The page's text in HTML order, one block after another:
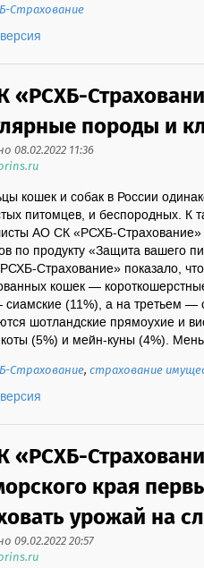
Страхование
«РСХБ-
породы и
08.02.2022 11:36
кошек и собак в России
питомцев, и беспородных. К
АО СК «РСХБ-Страхование»
по продукту «Защита вашего
Страхование» показало,
кошек —
(11%), а на третьем —
шотландские прямоухие и
(5%) и мейн-куны (4%).
Страхование,страхование
«РСХБ-
края
урожай на
09.02.2022 20:57